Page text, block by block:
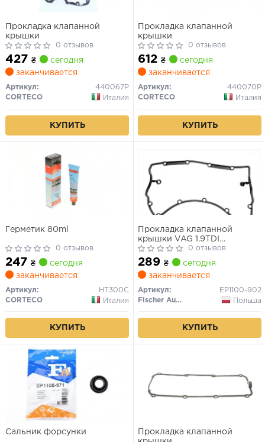
Прокладка клапанной
крышки
0 отзывов
427 ₴
сегодня
заканчивается
Артикул:
440067P
CORTECO
Италия
КУПИТЬ
Прокладка клапанной
крышки
0 отзывов
612 ₴
сегодня
заканчивается
Артикул:
440070P
CORTECO
Италия
КУПИТЬ
Герметик 80ml
0 отзывов
247 ₴
сегодня
заканчивается
Артикул:
HT300C
CORTECO
Италия
КУПИТЬ
Прокладка клапанной
крышки VAG 1.9TDI
(ASZ/ATD/AVB/AVF/AWX/
0 отзывов
289 ₴
сегодня
заканчивается
Артикул:
EP1100-902
Fischer Automotive One (FA1)
Польша
КУПИТЬ
Сальник форсунки
Прокладка клапанной